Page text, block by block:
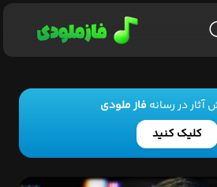
آثار در رسانهفاز ملودی
کلیک کنید